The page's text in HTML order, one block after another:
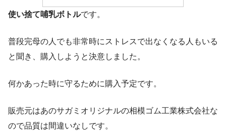
使い捨て哺乳ボトルです。
普段完母の人でも非常時にストレスで出なくなる人もいる
と聞き、購入しようと決意しました。
何かあった時に守るために購入予定です。
販売元はあのサガミオリジナルの相模ゴム工業株式会社な
ので品質は間違いなしです。